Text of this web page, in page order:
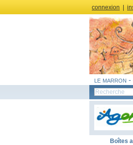
connexion
le marron -
Boîtes